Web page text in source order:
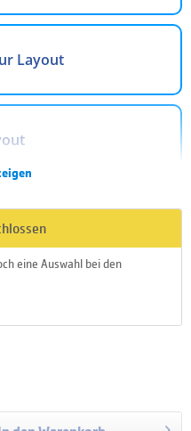
Layout
eine Auswahl bei den